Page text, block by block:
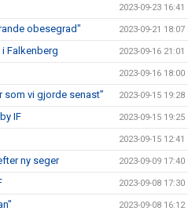
2023-09-23 16:41
obesegrad" 2023-09-21 18:07
Falkenberg 2023-09-16 21:01
2023-09-16 18:00
som vi gjorde senast” 2023-09-15 19:28
IF 2023-09-15 19:25
2023-09-15 12:41
ny seger 2023-09-09 17:40
2023-09-08 17:30
2023-09-08 16:12